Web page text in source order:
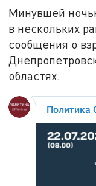
Минувшей
в нескольких
сообщения о
областях.